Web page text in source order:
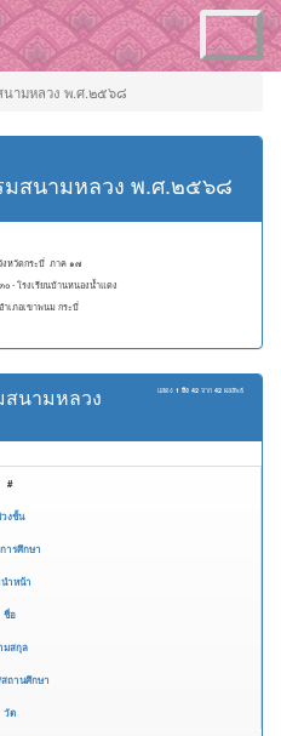
Toggle
navigation
นามหลวง พ.ศ.๒๕๖๘
มสนามหลวง พ.ศ.๒๕๖๘
งหวัดกระบี่ ภาค ๑๗
- โรงเรียนบ้านหนองน้ำแดง
เภอเขาพนม กระบี่
แสดง 1 ถึง 42 จาก 42 ผลลัพธ์
สนามหลวง
#
งชั้น
ารศึกษา
ำหน้า
ชื่อ
มสกุล
สถานศึกษา
วัด